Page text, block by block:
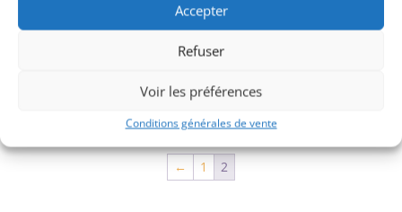
Accepter
Refuser
Voir les préférences
Conditions générales de vente
LIQUEUR CRÈME DE
← 1 2